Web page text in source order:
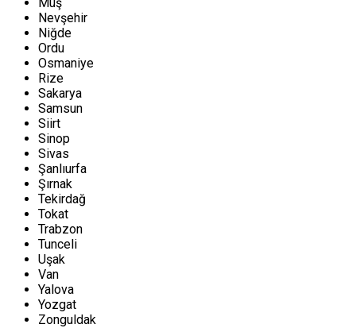
Nevşehir
Niğde
Ordu
Osmaniye
Rize
Sakarya
Samsun
Siirt
Sinop
Sivas
Şanlıurfa
Şırnak
Tekirdağ
Tokat
Trabzon
Tunceli
Uşak
Van
Yalova
Yozgat
Zonguldak